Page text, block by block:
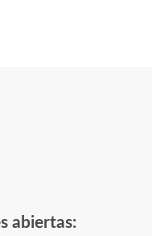
abiertas: